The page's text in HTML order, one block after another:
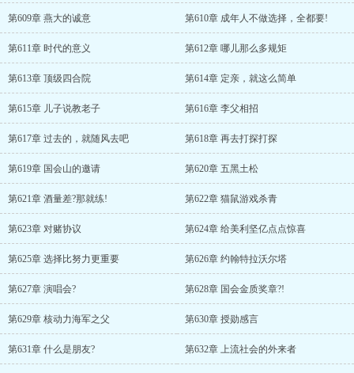
第609章 燕大的诚意 第610章 成年人不做选择，全都要!
第611章 时代的意义 第612章 哪儿那么多规矩
第613章 顶级四合院 第614章 定亲，就这么简单
第615章 儿子说教老子 第616章 李父相招
第617章 过去的，就随风去吧 第618章 再去打探打探
第619章 国会山的邀请 第620章 五黑土松
第621章 酒量差?那就练! 第622章 猫鼠游戏杀青
第623章 对赌协议 第624章 给美利坚亿点点惊喜
第625章 选择比努力更重要 第626章 约翰特拉沃尔塔
第627章 演唱会? 第628章 国会金质奖章?!
第629章 核动力海军之父 第630章 授勋感言
第631章 什么是朋友? 第632章 上流社会的外来者